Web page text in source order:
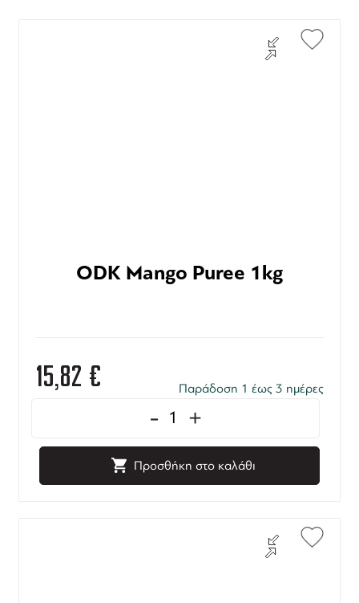
ODK Mango Puree 1kg
15,82 € Παράδοση 1 έως 3 ημέρες
- +
Προσθήκη στο καλάθι